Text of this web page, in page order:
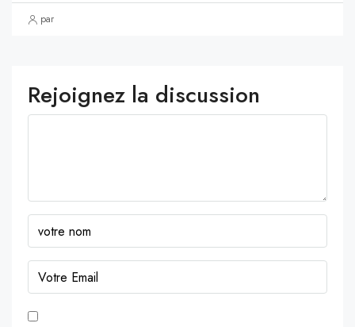
par
Rejoignez la discussion